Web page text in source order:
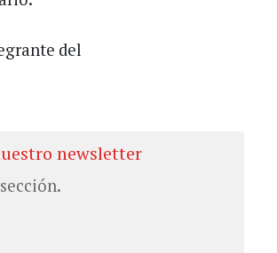
del
newsletter